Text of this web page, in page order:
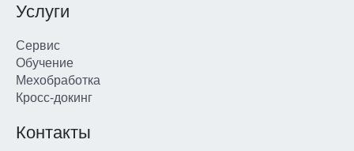
Услуги
Сервис
Обучение
Мехобработка
Кросс-докинг
Контакты